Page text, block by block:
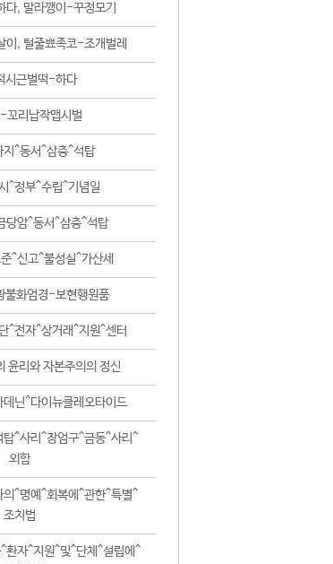
, 말라깽이-꾸정모기
이, 털줄뾰족코-조개벌레
시근벌떡-하다
꼬리납작맵시벌
지^동서^삼층^석탑
^정부^수립^기념일
당암^동서^삼층^석탑
^신고^불성실^가산세
불화엄경-보현행원품
^전자^상거래^지원^센터
윤리와 자본주의의 정신
닌^다이뉴클레오타이드
^사리^장엄구^금동^사리^
외함
^명예^회복에^관한^특별^
조치법
환자^지원^및^단체^설립에^